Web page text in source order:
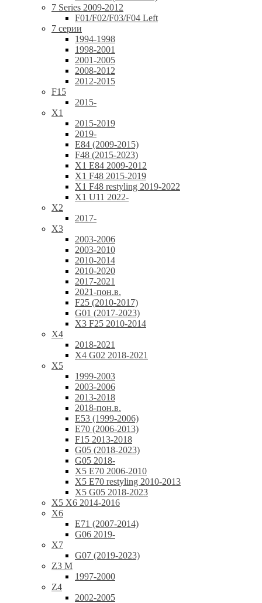
7 Series 2009-2012
F01/F02/F03/F04 Left
7 серии
1994-1998
1998-2001
2001-2005
2008-2012
2012-2015
F15
2015-
X1
2015-2019
2019-
E84 (2009-2015)
F48 (2015-2023)
X1 E84 2009-2012
X1 F48 2015-2019
X1 F48 restyling 2019-2022
X1 U11 2022-
X2
2017-
X3
2003-2006
2003-2010
2010-2014
2010-2020
2017-2021
2021-пон.в.
F25 (2010-2017)
G01 (2017-2023)
X3 F25 2010-2014
X4
2018-2021
X4 G02 2018-2021
X5
1999-2003
2003-2006
2013-2018
2018-пон.в.
E53 (1999-2006)
E70 (2006-2013)
F15 2013-2018
G05 (2018-2023)
G05 2018-
X5 E70 2006-2010
X5 E70 restyling 2010-2013
X5 G05 2018-2023
X5 X6 2014-2016
X6
E71 (2007-2014)
G06 2019-
X7
G07 (2019-2023)
Z3 M
1997-2000
Z4
2002-2005